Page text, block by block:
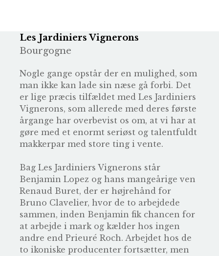
Les Jardiniers Vignerons
Bourgogne
Nogle gange opstår der en mulighed, som
man ikke kan lade sin næse gå forbi. Det
er lige præcis tilfældet med Les Jardiniers
Vignerons, som allerede med deres første
årgange har overbevist os om, at vi har at
gøre med et enormt seriøst og talentfuldt
makkerpar med store ting i vente.
Bag Les Jardiniers Vignerons står
Benjamin Lopez og hans mangeårige ven
Renaud Buret, der er højrehånd for
Bruno Clavelier, hvor de to arbejdede
sammen, inden Benjamin fik chancen for
at arbejde i mark og kælder hos ingen
andre end Prieuré Roch. Arbejdet hos de
to ikoniske producenter fortsætter, men